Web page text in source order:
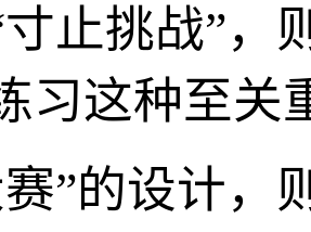
止挑战”，
习这种至关
”的设计，